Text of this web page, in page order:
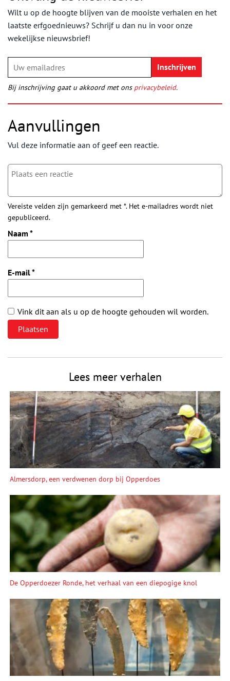
Wilt u op de hoogte blijven van de mooiste verhalen en het
laatste erfgoednieuws? Schrijf u dan nu in voor onze
wekelijkse nieuwsbrief!
Bij inschrijving gaat u akkoord met ons privacybeleid.
Aanvullingen
Vul deze informatie aan of geef een reactie.
Vereiste velden zijn gemarkeerd met *. Het e-mailadres wordt niet
gepubliceerd.
Naam *
E-mail*
Vink dit aan als u op de hoogte gehouden wil worden.
Lees meer verhalen
Almersdorp, een verdwenen dorp bij Opperdoes
De Opperdoezer Ronde, het verhaal van een diepogige knol